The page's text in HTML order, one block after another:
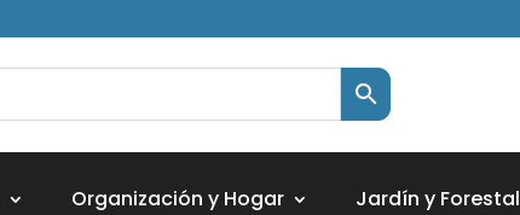
Organización y Hogar Jardín y Forestal